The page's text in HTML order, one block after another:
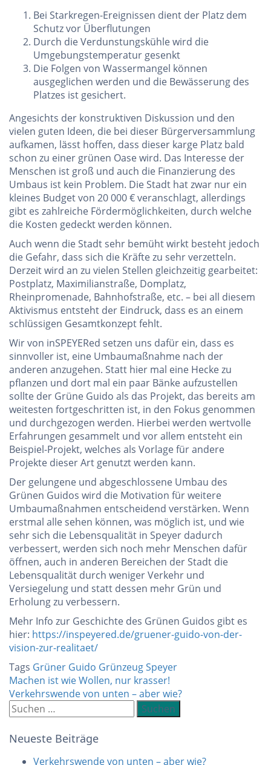
Bei Starkregen-Ereignissen dient der Platz dem
Schutz vor Überflutungen
Durch die Verdunstungskühle wird die
Umgebungstemperatur gesenkt
Die Folgen von Wassermangel können
ausgeglichen werden und die Bewässerung des
Platzes ist gesichert.
Angesichts der konstruktiven Diskussion und den
vielen guten Ideen, die bei dieser Bürgerversammlung
aufkamen, lässt hoffen, dass dieser karge Platz bald
schon zu einer grünen Oase wird. Das Interesse der
Menschen ist groß und auch die Finanzierung des
Umbaus ist kein Problem. Die Stadt hat zwar nur ein
kleines Budget von 20 000 € veranschlagt, allerdings
gibt es zahlreiche Fördermöglichkeiten, durch welche
die Kosten gedeckt werden können.
Auch wenn die Stadt sehr bemüht wirkt besteht jedoch
die Gefahr, dass sich die Kräfte zu sehr verzetteln.
Derzeit wird an zu vielen Stellen gleichzeitig gearbeitet:
Postplatz, Maximilianstraße, Domplatz,
Rheinpromenade, Bahnhofstraße, etc. – bei all diesem
Aktivismus entsteht der Eindruck, dass es an einem
schlüssigen Gesamtkonzept fehlt.
Wir von inSPEYERed setzen uns dafür ein, dass es
sinnvoller ist, eine Umbaumaßnahme nach der
anderen anzugehen. Statt hier mal eine Hecke zu
pflanzen und dort mal ein paar Bänke aufzustellen
sollte der Grüne Guido als das Projekt, das bereits am
weitesten fortgeschritten ist, in den Fokus genommen
und durchgezogen werden. Hierbei werden wertvolle
Erfahrungen gesammelt und vor allem entsteht ein
Beispiel-Projekt, welches als Vorlage für andere
Projekte dieser Art genutzt werden kann.
Der gelungene und abgeschlossene Umbau des
Grünen Guidos wird die Motivation für weitere
Umbaumaßnahmen entscheidend verstärken. Wenn
erstmal alle sehen können, was möglich ist, und wie
sehr sich die Lebensqualität in Speyer dadurch
verbessert, werden sich noch mehr Menschen dafür
öffnen, auch in anderen Bereichen der Stadt die
Lebensqualität durch weniger Verkehr und
Versiegelung und statt dessen mehr Grün und
Erholung zu verbessern.
Mehr Info zur Geschichte des Grünen Guidos gibt es
hier: https://inspeyered.de/gruener-guido-von-der-
vision-zur-realitaet/
Tags Grüner Guido GrünzeugSpeyer
Beitragsnavigation
Machen ist wie Wollen, nur krasser!
Verkehrswende von unten – aber wie?
Suchen
nach:
Neueste Beiträge
Verkehrswende von unten – aber wie?